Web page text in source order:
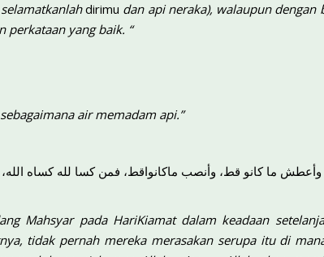
dirimu dan api neraka), walaupun
perkataan yang baik. “
sebagaimana air memadam api.”
وأعطش ما كانو قط، وأنصب ماكانواقط، فمن كسا لله كساه
Mahsyar pada HariKiamat dalam keadaan
tidak pernah mereka merasakan serupa itu di